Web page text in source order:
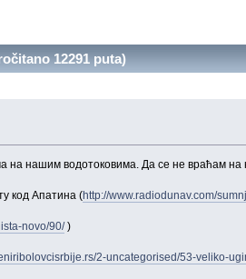
12291 puta)
нашим водотоковима. Да се не враћам
код Апатина (http://www.radiodunav.com/
novo/90/)
2-uncategorised/53-veliko-